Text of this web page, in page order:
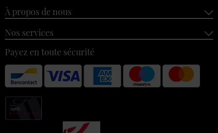
À propos de nous
Nos services
Payez en toute sécurité